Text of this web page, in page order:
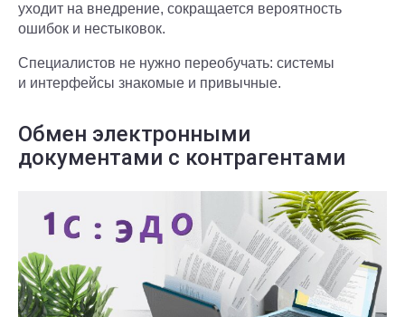
уходит на внедрение, сокращается вероятность
ошибок и нестыковок.
Специалистов не нужно переобучать: системы
и интерфейсы знакомые и привычные.
Обмен электронными
документами с контрагентами